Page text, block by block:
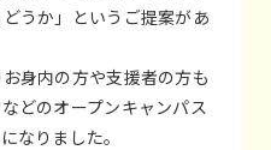
うか」というご提案があ
身内の方や支援者の方も
どのオープンキャンパス
なりました。